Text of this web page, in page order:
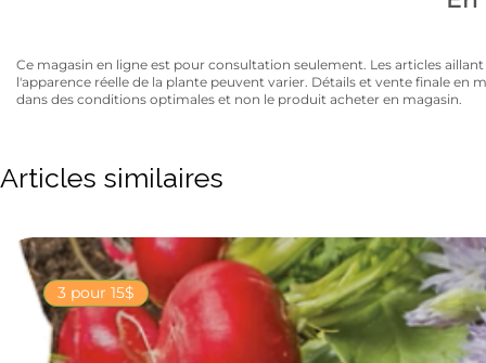
Ce magasin en ligne est pour consultation seulement. Les articles
l'apparence réelle de la plante peuvent varier. Détails et vente finale
dans des conditions optimales et non le produit acheter en magasin.
Articles similaires
3 pour 15$